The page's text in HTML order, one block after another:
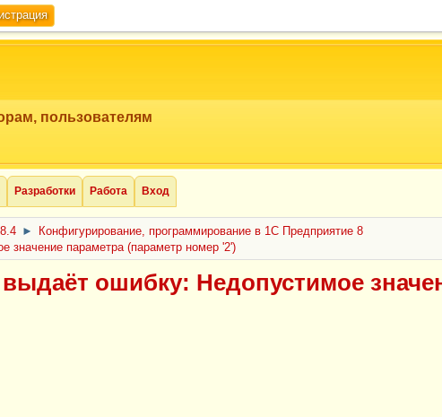
пользователям
Разработки Работа Вход
►
Конфигурирование, программирование в 1С Предприятие 8
значение параметра (параметр номер '2')
ошибку: Недопустимое